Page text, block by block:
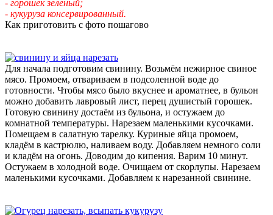
- горошек зелёный;
- кукуруза консервированный.
Как приготовить с фото пошагово
Для начала подготовим свинину. Возьмём нежирное свиное
мясо. Промоем, отвариваем в подсоленной воде до
готовности. Чтобы мясо было вкуснее и ароматнее, в бульон
можно добавить лавровый лист, перец душистый горошек.
Готовую свинину достаём из бульона, и остужаем до
комнатной температуры. Нарезаем маленькими кусочками.
Помещаем в салатную тарелку. Куриные яйца промоем,
кладём в кастрюлю, наливаем воду. Добавляем немного соли
и кладём на огонь. Доводим до кипения. Варим 10 минут.
Остужаем в холодной воде. Очищаем от скорлупы. Нарезаем
маленькими кусочками. Добавляем к нарезанной свинине.